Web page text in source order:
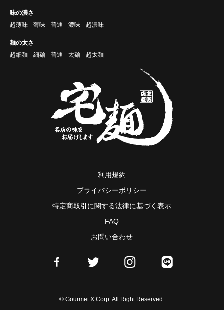
味の濃さ
超薄味
薄味 普通 濃味 超濃味
麺の太さ
超細麺
細麺 普通 太麺 超太麺
利用規約
プライバシーポリシー
特定商取引に関する法律に基づく表示
FAQ
お問い合わせ
© Gourmet X Corp. All Right Reserved.